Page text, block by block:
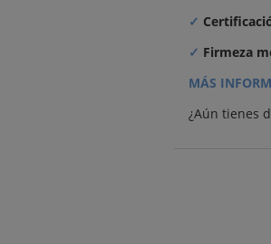
✓
✓ Firmeza
MÁS
¿Aún tienes